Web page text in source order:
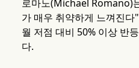
로마노(Michael Romano)
가 매우 취약하게 느껴진
월 저점 대비 50% 이상 반
다.